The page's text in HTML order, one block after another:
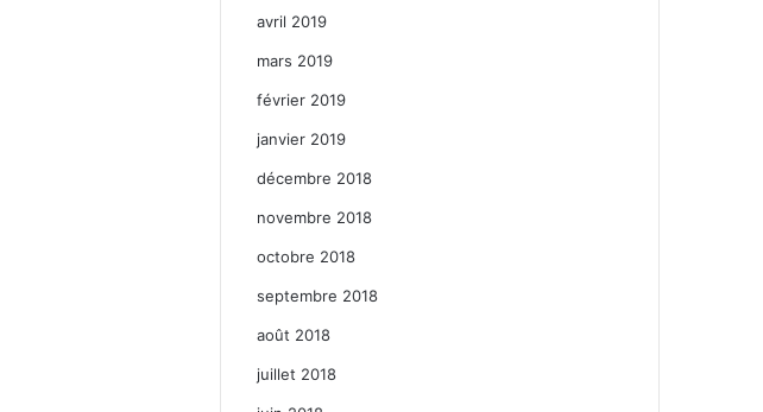
avril 2019
mars 2019
février 2019
janvier 2019
décembre 2018
novembre 2018
octobre 2018
septembre 2018
août 2018
juillet 2018